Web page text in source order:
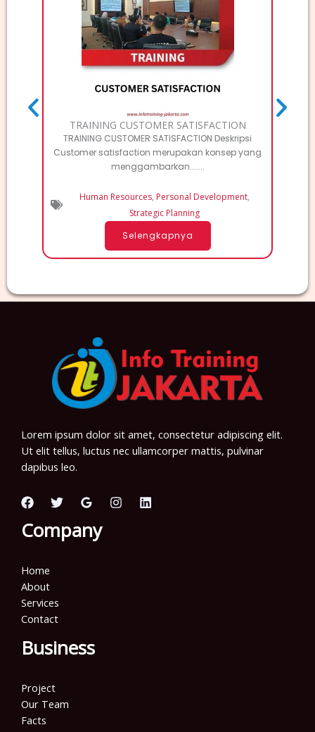
TRAINING CUSTOMER SATISFACTION
TRAINING CUSTOMER SATISFACTION Deskripsi
Customer satisfaction merupakan konsep yang
menggambarkan.......
Human Resources, Personal Development,
Strategic Planning
Selengkapnya
Lorem ipsum dolor sit amet, consectetur adipiscing elit.
Ut elit tellus, luctus nec ullamcorper mattis, pulvinar
dapibus leo.
Company
Home
About
Services
Contact
Business
Project
Our Team
Facts